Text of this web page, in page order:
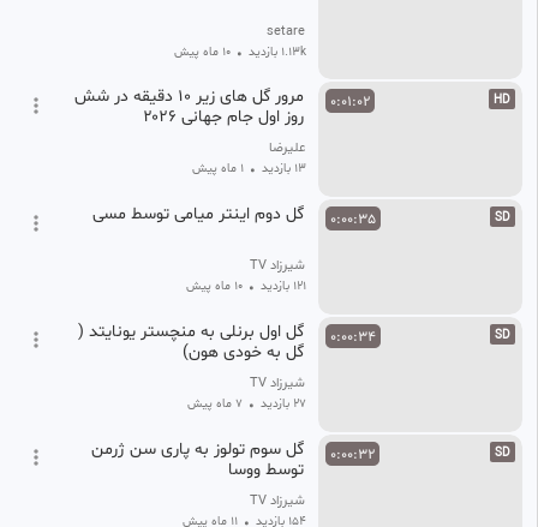
setare
1.13k بازدید • 10 ماه پیش
HD
0:01:02
مرور گل های زیر ۱۰ دقیقه در شش
روز اول جام جهانی ۲۰۲۶
علیرضا
13 بازدید • 1 ماه پیش
SD
0:00:35 گل دوم اینتر میامی توسط مسی
شیرزاد TV
121 بازدید • 10 ماه پیش
SD
0:00:34
گل اول برنلی به منچستر یونایتد (
گل به خودی هون)
شیرزاد TV
27 بازدید • 7 ماه پیش
SD
0:00:32
گل سوم تولوز به پاری سن ژرمن
توسط ووسا
شیرزاد TV
154 بازدید 11 ماه پیش